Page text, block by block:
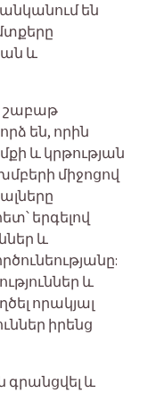
են
և
շաբաթ
են, որին
և կրթության
միջոցով
երգելով
և
և
որակյալ
իրենց
և